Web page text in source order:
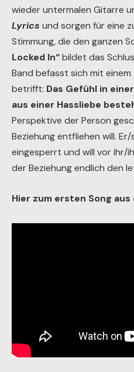
wieder untermalen Gitarre
Lyrics und sorgen für eine
Stimmung, die den ganzen
Locked In“bildet das
Band befasst sich mit einem
betrifft: Das Gefühl in
aus einer Hassliebe
Perspektive der Person
Beziehung entfliehen will.
eingesperrt und will vor ihr/
der Beziehung endlich den
Hier zum ersten Song aus